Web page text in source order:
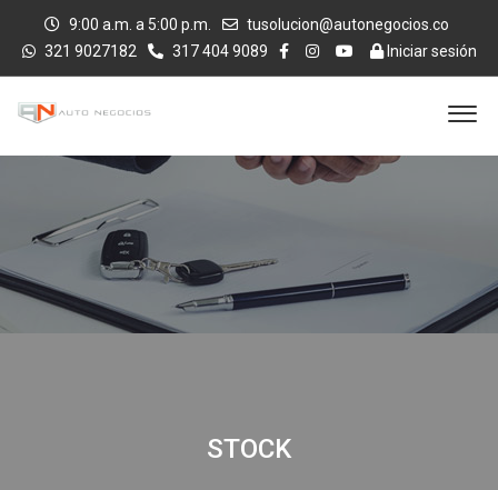
9:00 a.m. a 5:00 p.m.
tusolucion@autonegocios.co
321 9027182
317 404 9089 Iniciar sesión
STOCK